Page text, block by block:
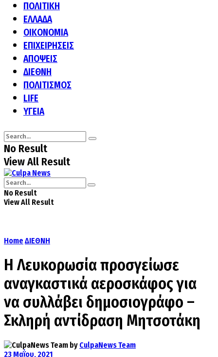
ΠΟΛΙΤΙΚΗ
ΕΛΛΑΔΑ
ΟΙΚΟΝΟΜΙΑ
ΕΠΙΧΕΙΡΗΣΕΙΣ
ΑΠΟΨΕΙΣ
ΔΙΕΘΝΗ
ΠΟΛΙΤΙΣΜΟΣ
LIFE
ΥΓΕΙΑ
No Result
View All Result
No Result
View All Result
Home ΔΙΕΘΝΗ
Η Λευκορωσία προσγείωσε
αναγκαστικά αεροσκάφος για
να συλλάβει δημοσιογράφο –
Σκληρή αντίδραση Μητσοτάκη
by CulpaNews Team
23 Μαΐου, 2021